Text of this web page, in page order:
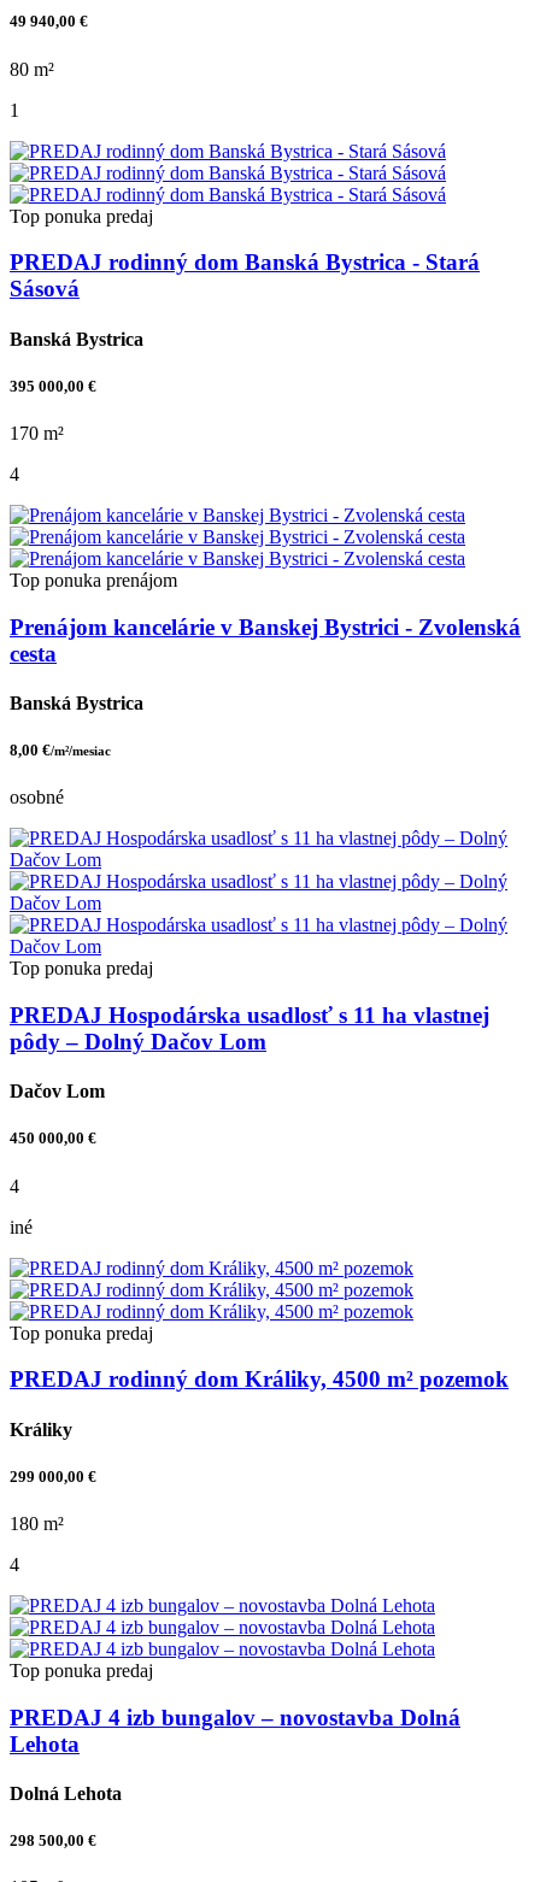
49 940,00 €
80 m²
1
Top ponuka predaj
PREDAJ rodinný dom Banská Bystrica - Stará
Sásová
Banská Bystrica
395 000,00 €
170 m²
4
Top ponuka prenájom
Prenájom kancelárie v Banskej Bystrici - Zvolenská
cesta
Banská Bystrica
8,00 €/m²/mesiac
osobné
Top ponuka predaj
PREDAJ Hospodárska usadlosť s 11 ha vlastnej
pôdy – Dolný Dačov Lom
Dačov Lom
450 000,00 €
4
iné
Top ponuka predaj
PREDAJ rodinný dom Králiky, 4500 m² pozemok
Králiky
299 000,00 €
180 m²
4
Top ponuka predaj
PREDAJ 4 izb bungalov – novostavba Dolná
Lehota
Dolná Lehota
298 500,00 €